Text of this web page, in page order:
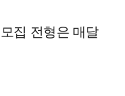
집 전형은 매달